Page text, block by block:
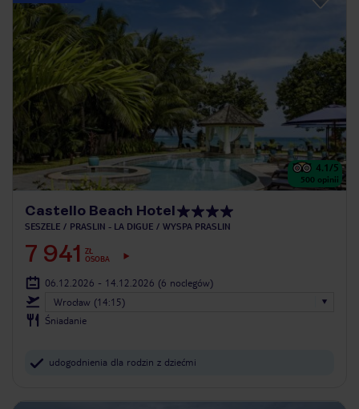
4.1/5
500 opinii
Castello Beach Hotel
SESZELE PRASLIN - LA DIGUE WYSPA PRASLIN
7 941
ZŁ
OSOBA
06.12.2026 - 14.12.2026 (6 noclegów)
Wrocław (14:15)
Śniadanie
udogodnienia dla rodzin z dziećmi